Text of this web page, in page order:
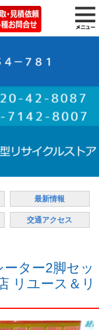
最新情報
交通アクセス
ター2脚セッ
リユース＆リ